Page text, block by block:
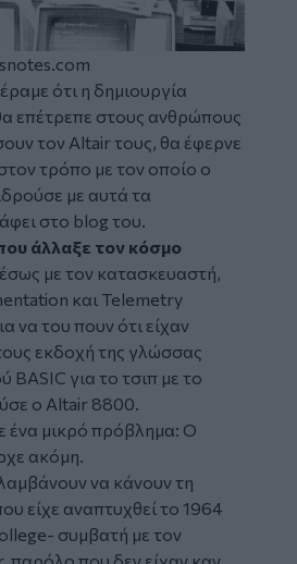
ότι η δημιουργία
επέτρεπε στους ανθρώπους
τον Altair τους, θα έφερνε
τρόπο με τον οποίο ο
με αυτά τα
στο blog του.
άλλαξε τον κόσμο
με τον κατασκευαστή,
και Telemetry
να του πουν ότι είχαν
εκδοχή της γλώσσας
για το τσιπ με το
ο Altair 8800.
ένα μικρό πρόβλημα: Ο
ακόμη.
να κάνουν τη
είχε αναπτυχθεί το 1964
συμβατή με τον